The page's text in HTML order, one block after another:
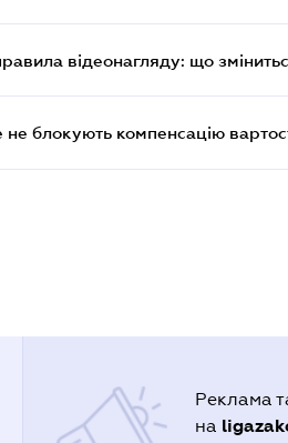
відеонагляду: що
блокують компенсацію
Реклама
на